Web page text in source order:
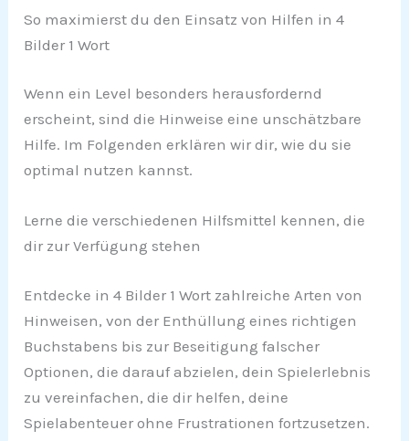
So maximierst du den Einsatz von Hilfen in 4
Bilder 1 Wort
Wenn ein Level besonders herausfordernd
erscheint, sind die Hinweise eine unschätzbare
Hilfe. Im Folgenden erklären wir dir, wie du sie
optimal nutzen kannst.
Lerne die verschiedenen Hilfsmittel kennen, die
dir zur Verfügung stehen
Entdecke in 4 Bilder 1 Wort zahlreiche Arten von
Hinweisen, von der Enthüllung eines richtigen
Buchstabens bis zur Beseitigung falscher
Optionen, die darauf abzielen, dein Spielerlebnis
zu vereinfachen, die dir helfen, deine
Spielabenteuer ohne Frustrationen fortzusetzen.